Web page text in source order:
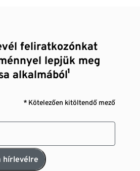
feliratkozónkat
lepjük meg
alkalmából¹
* Kötelezően kitöltendő mező
hírlevélre